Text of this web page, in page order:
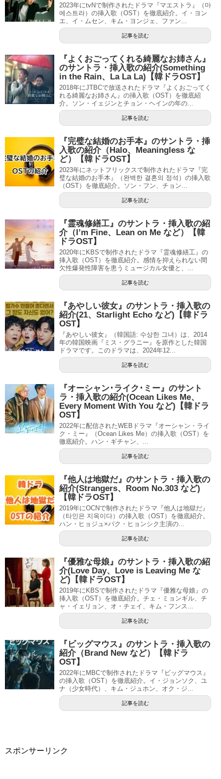
2023年にtvNで制作されたドラマ『マエストラ』（마
에스트라）の挿入歌（OST）を徹底紹介。イ・ヨン
エ、イ・ムセン、キム・ヨンジェ、ファン...
記事を読む
『よくおごってくれる綺麗なお姉さん』
のサントラ・挿入歌の紹介(Something
in the Rain、La La La)【韓ドラOST】
2018年にJTBCで放送されたドラマ『よくおごってく
れる綺麗なお姉さん』の挿入歌（OST）を徹底紹
介。ソン・イェジンとチョン・ヘインの年の...
記事を読む
『完璧な結婚のお手本』のサントラ・挿
入歌の紹介（Halo、Meaningless な
ど）【韓ドラOST】
2023年にネットフリックスで制作されたドラマ『完
璧な結婚のお手本』（완벽한 결혼의 정석）の挿入歌
（OST）を徹底紹介。ソン・フン、チョン...
記事を読む
『霊魂修繕工』のサントラ・挿入歌の紹
介（I’m Fine、Lean on Me など）【韓
ドラOST】
2020年にKBSで制作されたドラマ『霊魂修繕工』の
挿入歌（OST）を徹底紹介。感情を抑えられない間
欠性爆発性障害を患うミュージカル女優と、...
記事を読む
『あやしい彼女』のサントラ・挿入歌の
紹介(21、Starlight Echo など)【韓ドラ
OST】
『あやしい彼女』（韓国語: 수상한 그녀）は、2014
年の韓国映画『ミス・グラニー』を原作とした韓国
ドラマです。このドラマは、2024年12...
記事を読む
『オーシャン･ライク･ミー』のサント
ラ・挿入歌の紹介(Ocean Likes Me、
Every Moment With You など)【韓ドラ
OST】
2022年に配信されたWEBドラマ『オーシャン・ライ
ク・ミー』（Ocean Likes Me）の挿入歌（OST）を
徹底紹介。ハン・ギチャン、...
記事を読む
『他人は地獄だ』のサントラ・挿入歌の
紹介(Strangers、Room No.303 など)
【韓ドラOST】
2019年にOCNで制作されたドラマ『他人は地獄だ』
（타인은 지옥이다）の挿入歌（OST）を徹底紹介。
ハン・ヒョジュ×パク・ヒョンシク主演の...
記事を読む
『優雅な母娘』のサントラ・挿入歌の紹
介(Love Day、Love is Leaving Me な
ど)【韓ドラOST】
2019年にKBSで制作されたドラマ『優雅な母娘』の
挿入歌（OST）を徹底紹介。チェ・ミョンギル、チ
ャ・イェリョン、オ・チェイ、キム・フンス...
記事を読む
『ビッグマウス』のサントラ・挿入歌の
紹介（Brand New など）【韓ドラ
OST】
2022年にMBCで制作されたドラマ『ビッグマウス』
の挿入歌（OST）を徹底紹介。イ・ジョンソク、ユ
ナ（少女時代）、キム・ジュホン、オク・ジ...
記事を読む
スポンサーリンク